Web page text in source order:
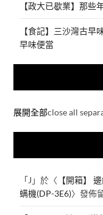
【政大已歇業】那些
【食記】三沙灣古早
早味便當
展開全部close all
「J 」於〈 【開箱】
螨機(DP-3E6)〉發佈